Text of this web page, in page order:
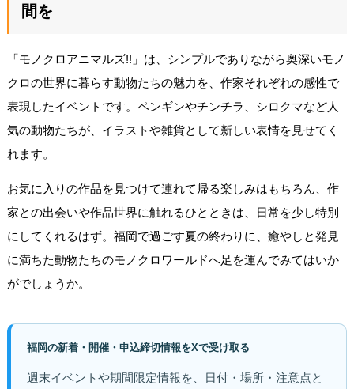
間を
「モノクロアニマルズ!!」は、シンプルでありながら奥深いモノ
クロの世界に暮らす動物たちの魅力を、作家それぞれの感性で
表現したイベントです。ペンギンやチンチラ、シロクマなど人
気の動物たちが、イラストや雑貨として新しい表情を見せてく
れます。
お気に入りの作品を見つけて連れて帰る楽しみはもちろん、作
家との出会いや作品世界に触れるひとときは、日常を少し特別
にしてくれるはず。福岡で過ごす夏の終わりに、癒やしと発見
に満ちた動物たちのモノクロワールドへ足を運んでみてはいか
がでしょうか。
福岡の新着・開催・申込締切情報をXで受け取る
週末イベントや期間限定情報を、日付・場所・注意点と